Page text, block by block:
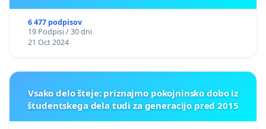
6 477 podpisov
19 Podpisi / 30 dni
21 Oct 2024
Vsako delo šteje: priznajmo pokojninsko dobo iz
študentskega dela tudi za generacijo pred 2015